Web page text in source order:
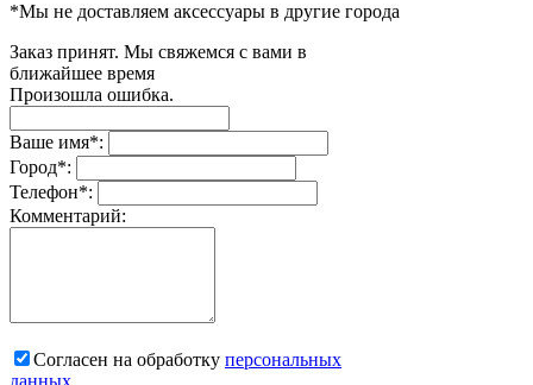
*Мы не доставляем аксессуары в другие города
Заказ принят. Мы свяжемся с вами в
ближайшее время
Произошла ошибка.
Ваше имя*:
Город*:
Телефон*:
Комментарий:
Согласен на обработку персональныx